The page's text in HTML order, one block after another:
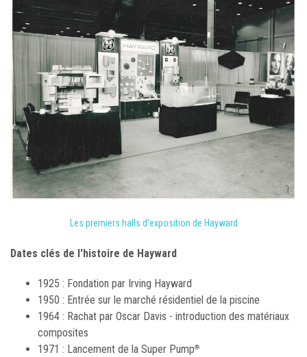
Les premiers halls d'exposition de Hayward
Dates clés de l'histoire de Hayward
1925 : Fondation par Irving Hayward
1950 : Entrée sur le marché résidentiel de la piscine
1964 : Rachat par Oscar Davis - introduction des matériaux
composites
1971 : Lancement de la Super Pump®